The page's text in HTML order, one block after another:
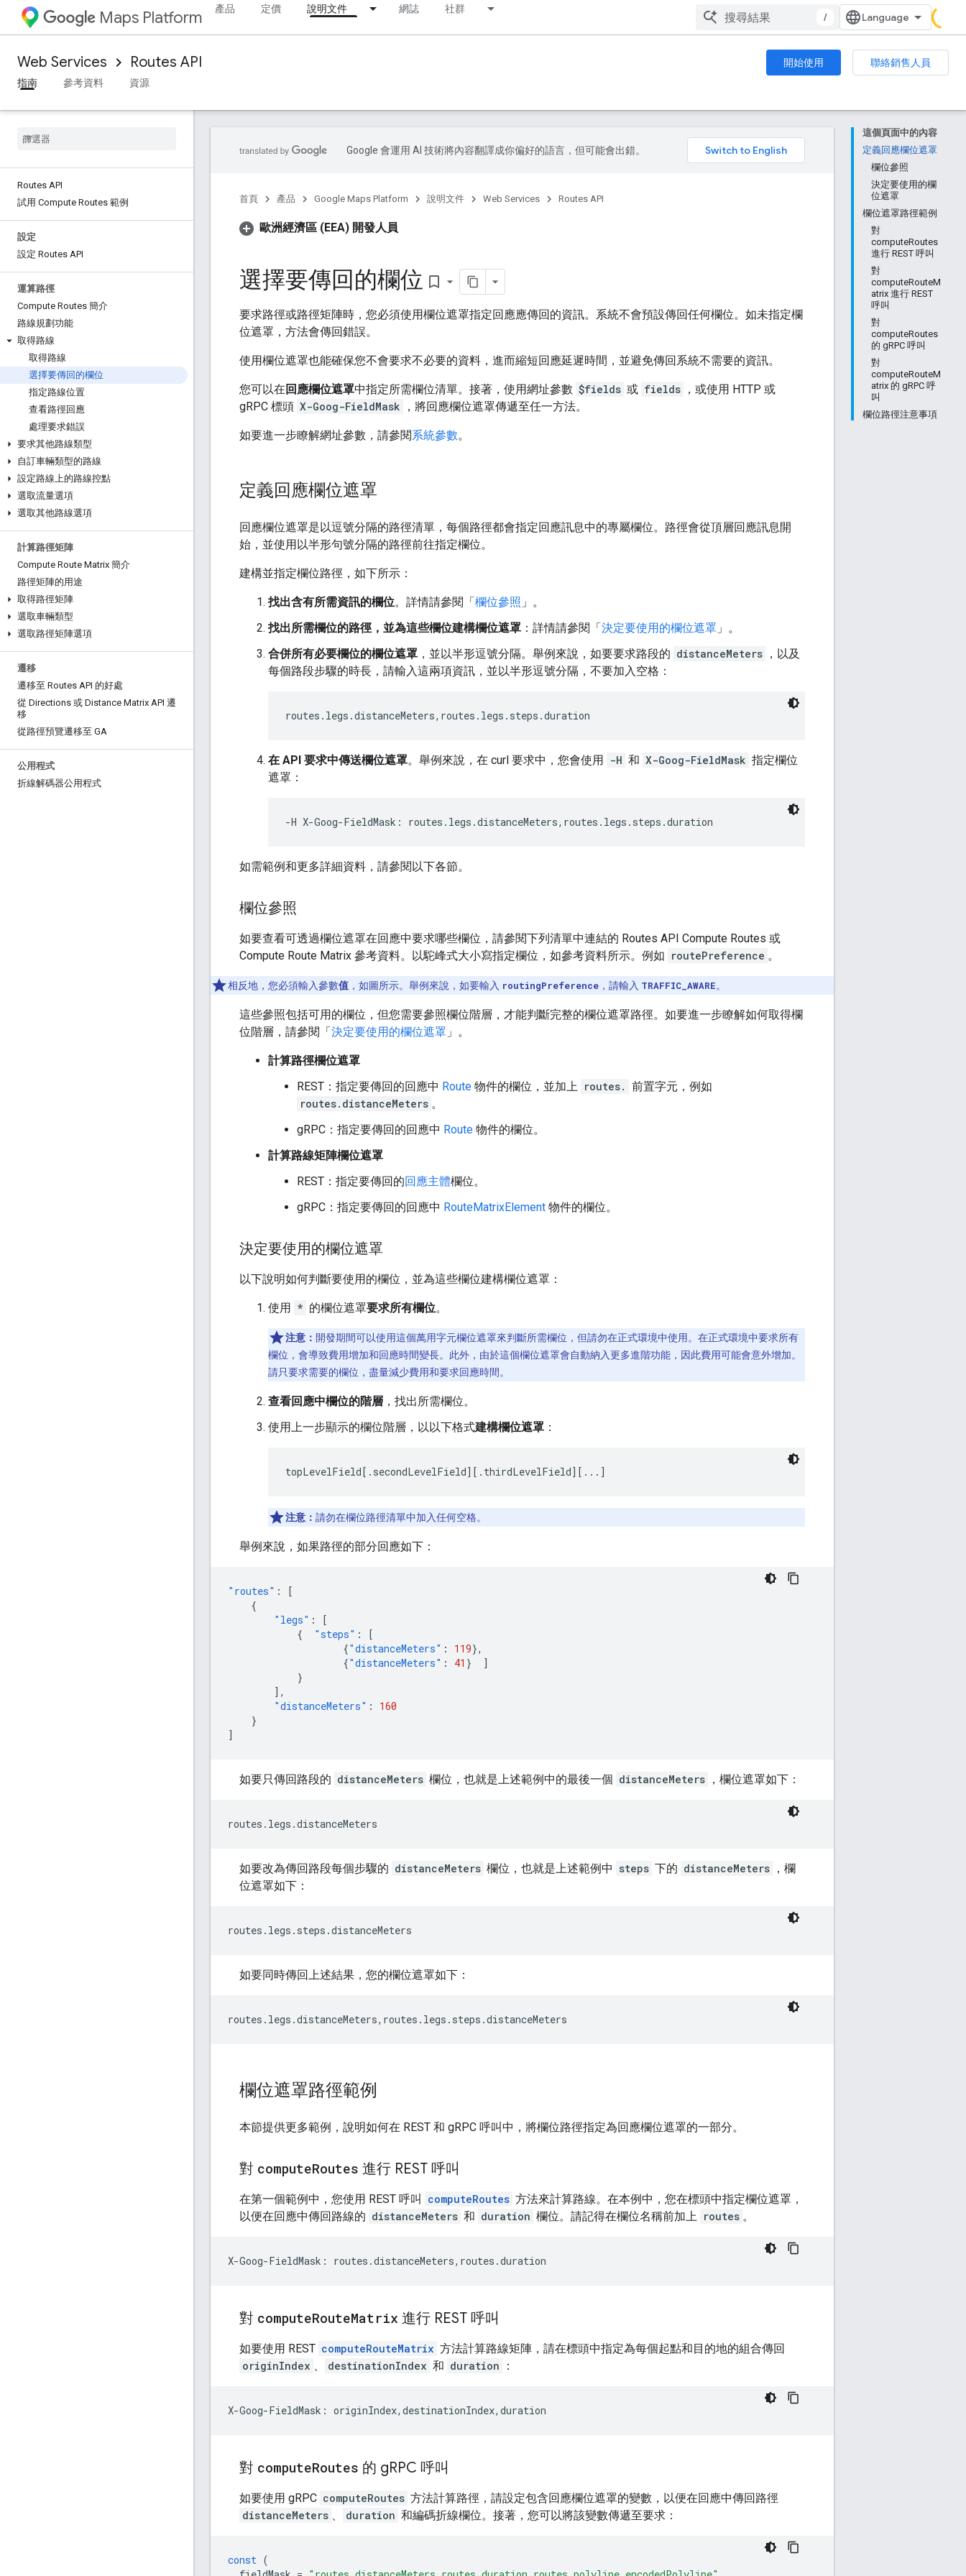
Maps Platform 產品 定價 說明文件 網誌 社群
/
Web Services Routes API 開始使用
聯絡銷售人員
指南
參考資料 資源
Routes API
試用 Compute Routes 範例
設定
設定 Routes API
運算路徑
Compute Routes 簡介
路線規劃功能
取得路線
取得路線
選擇要傳回的欄位
指定路線位置
查看路徑回應
處理要求錯誤
要求其他路線類型
自訂車輛類型的路線
設定路線上的路線控點
選取流量選項
選取其他路線選項
計算路徑矩陣
Compute Route Matrix 簡介
路徑矩陣的用途
取得路徑矩陣
選取車輛類型
選取路徑矩陣選項
遷移
遷移至 Routes API 的好處
從 Directions 或 Distance Matrix API 遷
移
從路徑預覽遷移至 GA
公用程式
折線解碼器公用程式
這個頁面中的內容
定義回應欄位遮罩
欄位參照
決定要使用的欄
位遮罩
欄位遮罩路徑範例
對
computeRoutes
進行 REST 呼叫
對
computeRouteM
atrix 進行 REST
呼叫
對
computeRoutes
的 gRPC 呼叫
對
computeRouteM
atrix 的 gRPC 呼
叫
欄位路徑注意事項
Google 會運用 AI 技術將內容翻譯成你偏好的語言，但可能會出錯。
首頁 產品 Google Maps Platform 說明文件 Web Services Routes API
歐洲經濟區 (EEA) 開發人員
選擇要傳回的欄位 bookmark_border
要求路徑或路徑矩陣時，您必須使用欄位遮罩指定回應應傳回的資訊。系統不會預設傳回任何欄位。如未指定欄
位遮罩，方法會傳回錯誤。
使用欄位遮罩也能確保您不會要求不必要的資料，進而縮短回應延遲時間，並避免傳回系統不需要的資訊。
您可以在 回應欄位遮罩中指定所需欄位清單。接著，使用網址參數 $fields 或 fields ，或使用 HTTP 或
gRPC 標頭 X-Goog-FieldMask ，將回應欄位遮罩傳遞至任一方法。
如要進一步瞭解網址參數，請參閱系統參數。
定義回應欄位遮罩
回應欄位遮罩是以逗號分隔的路徑清單，每個路徑都會指定回應訊息中的專屬欄位。路徑會從頂層回應訊息開
始，並使用以半形句號分隔的路徑前往指定欄位。
建構並指定欄位路徑，如下所示：
找出含有所需資訊的欄位。詳情請參閱「欄位參照 」。
找出所需欄位的路徑，並為這些欄位建構欄位遮罩 ：詳情請參閱「決定要使用的欄位遮罩 」。
合併所有必要欄位的欄位遮罩 ，並以半形逗號分隔。舉例來說，如要要求路段的 distanceMeters ，以及
每個路段步驟的時長，請輸入這兩項資訊，並以半形逗號分隔，不要加入空格：
routes.legs.distanceMeters,routes.legs.steps.duration
在 API 要求中傳送欄位遮罩。舉例來說，在 curl 要求中，您會使用 -H 和 X-Goog-FieldMask 指定欄位
遮罩：
-H X-Goog-FieldMask: routes.legs.distanceMeters,routes.legs.steps.duration
如需範例和更多詳細資料，請參閱以下各節。
欄位參照
如要查看可透過欄位遮罩在回應中要求哪些欄位，請參閱下列清單中連結的 Routes API Compute Routes 或
Compute Route Matrix 參考資料。以駝峰式大小寫指定欄位，如參考資料所示。例如 routePreference 。
相反地，您必須輸入參數值 ，如圖所示。舉例來說，如要輸入 routingPreference ，請輸入 TRAFFIC_AWARE。
這些參照包括可用的欄位，但您需要參照欄位階層，才能判斷完整的欄位遮罩路徑。如要進一步瞭解如何取得欄
位階層，請參閱「決定要使用的欄位遮罩 」。
計算路徑欄位遮罩
REST：指定要傳回的回應中 Route 物件的欄位，並加上 routes. 前置字元，例如
routes.distanceMeters 。
gRPC：指定要傳回的回應中 Route 物件的欄位。
計算路線矩陣欄位遮罩
REST：指定要傳回的回應主體欄位。
gRPC：指定要傳回的回應中 RouteMatrixElement 物件的欄位。
決定要使用的欄位遮罩
以下說明如何判斷要使用的欄位，並為這些欄位建構欄位遮罩：
使用 * 的欄位遮罩要求所有欄位。
注意： 開發期間可以使用這個萬用字元欄位遮罩來判斷所需欄位，但請勿在正式環境中使用。在正式環境中要求所有
欄位，會導致費用增加和回應時間變長。此外，由於這個欄位遮罩會自動納入更多進階功能，因此費用可能會意外增加。
請只要求需要的欄位，盡量減少費用和要求回應時間。
查看回應中欄位的階層 ，找出所需欄位。
使用上一步顯示的欄位階層，以以下格式建構欄位遮罩 ：
topLevelField[.secondLevelField][.thirdLevelField][...]
注意： 請勿在欄位路徑清單中加入任何空格。
舉例來說，如果路徑的部分回應如下：
"routes" :
[
{
"legs" :
[
{
"steps" :
[
{"distanceMeters" : 119},
{"distanceMeters" : 41 }
]
}
],
"distanceMeters" :
160
}
]
如要只傳回路段的 distanceMeters 欄位，也就是上述範例中的最後一個 distanceMeters ，欄位遮罩如下：
routes.legs.distanceMeters
如要改為傳回路段每個步驟的 distanceMeters 欄位，也就是上述範例中 steps 下的 distanceMeters ，欄
位遮罩如下：
routes.legs.steps.distanceMeters
如要同時傳回上述結果，您的欄位遮罩如下：
routes.legs.distanceMeters,routes.legs.steps.distanceMeters
欄位遮罩路徑範例
本節提供更多範例，說明如何在 REST 和 gRPC 呼叫中，將欄位路徑指定為回應欄位遮罩的一部分。
對 computeRoutes 進行 REST 呼叫
在第一個範例中，您使用 REST 呼叫 computeRoutes 方法來計算路線。在本例中，您在標頭中指定欄位遮罩，
以便在回應中傳回路線的 distanceMeters 和 duration 欄位。請記得在欄位名稱前加上 routes 。
X-Goog-FieldMask: routes.distanceMeters,routes.duration
對 computeRouteMatrix 進行 REST 呼叫
如要使用 REST computeRouteMatrix 方法計算路線矩陣，請在標頭中指定為每個起點和目的地的組合傳回
originIndex 、 destinationIndex 和 duration ：
X-Goog-FieldMask: originIndex,destinationIndex,duration
對 computeRoutes 的 gRPC 呼叫
如要使用 gRPC computeRoutes 方法計算路徑，請設定包含回應欄位遮罩的變數，以便在回應中傳回路徑
distanceMeters 、 duration 和編碼折線欄位。接著，您可以將該變數傳遞至要求：
const (